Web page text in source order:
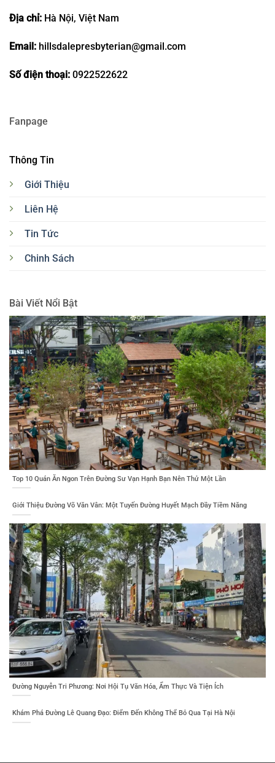
Địa chỉ: Hà Nội, Việt Nam
Email: hillsdalepresbyterian@gmail.com
Số điện thoại: 0922522622
Thông Tin
Giới Thiệu
Liên Hệ
Tin Tức
Chinh Sách
Bài Viết Nổi Bật
Top 10 Quán Ăn Ngon Trên Đường Sư Vạn Hạnh Bạn Nên Thử Một Lần
Giới Thiệu Đường Võ Văn Vân: Một Tuyến Đường Huyết Mạch Đầy Tiềm Năng
Đường Nguyễn Tri Phương: Nơi Hội Tụ Văn Hóa, Ẩm Thực Và Tiện Ích
Khám Phá Đường Lê Quang Đạo: Điểm Đến Không Thể Bỏ Qua Tại Hà Nội
Fanpage